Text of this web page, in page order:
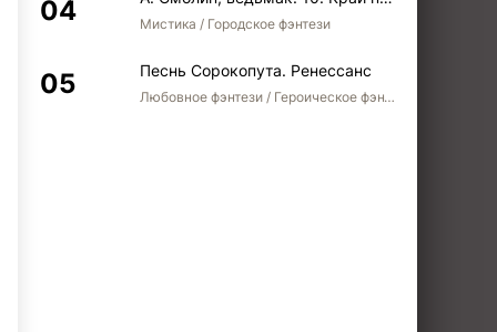
Мистика / Городское фэнтези
Песнь Сорокопута. Ренессанс
Любовное фэнтези / Героическое фэнтези